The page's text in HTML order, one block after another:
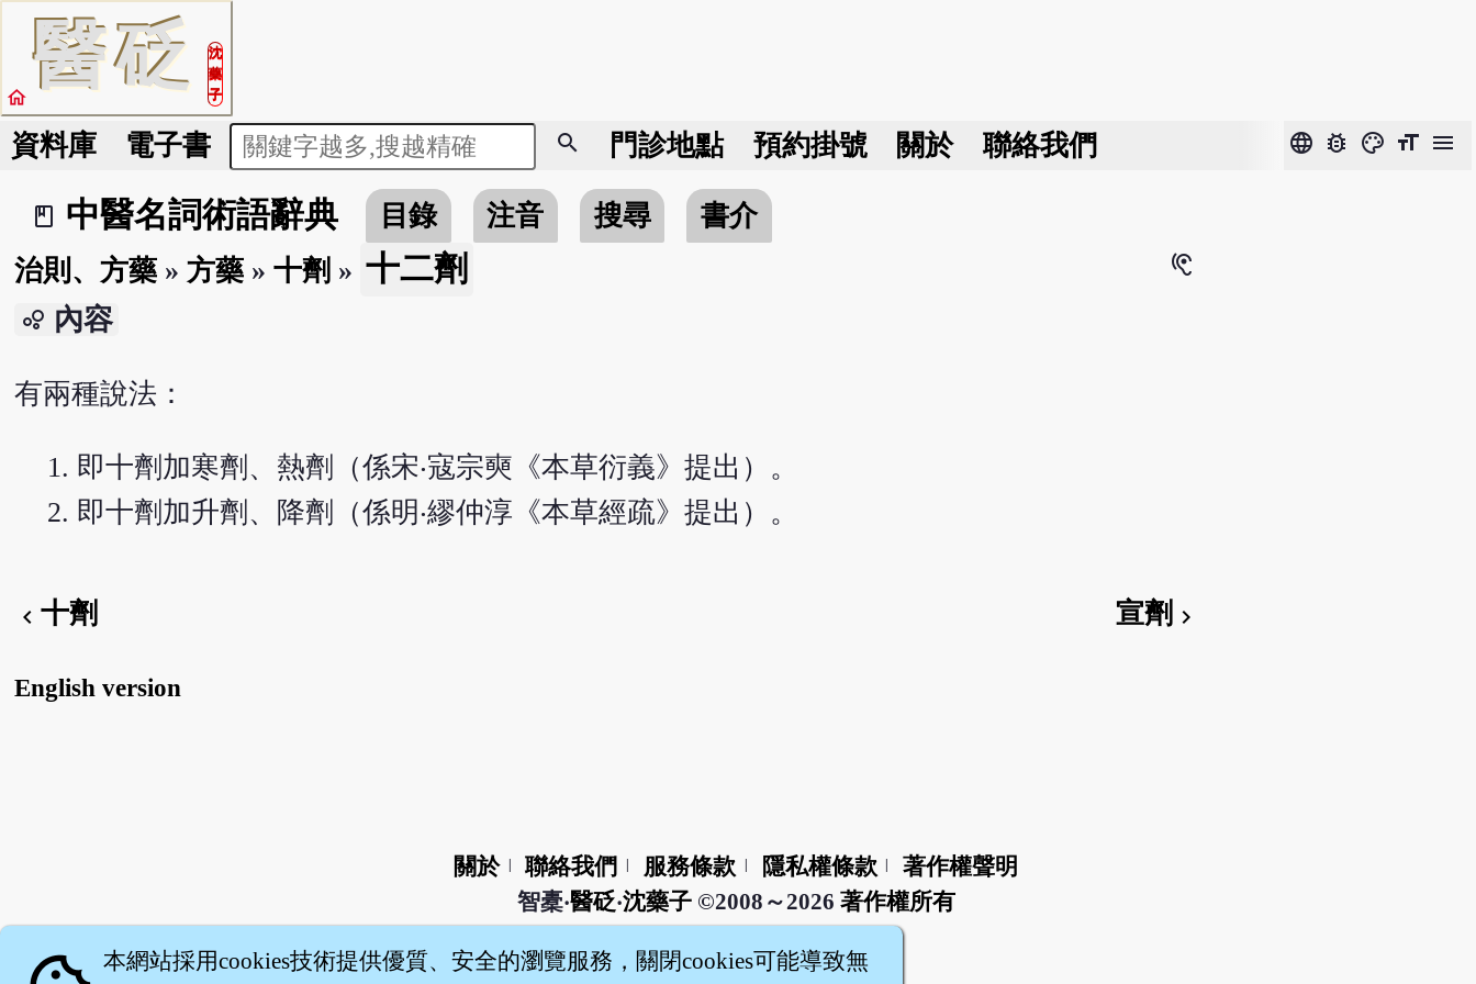
醫砭
沈
藥
子
home
資料庫 電子書 search 門診地點 預約掛號 關於 聯絡我們 language bug_report color_lens format_size menu
book_2
中醫名詞術語辭典 目錄 注音 搜尋
書介
治則、方藥» 方藥» 十劑 » 十二劑 hearing
bubble_chart 內容
有兩種說法：
即十劑加寒劑、熱劑（係宋‧寇宗奭《本草衍義》提出）。
即十劑加升劑、降劑（係明‧繆仲淳《本草經疏》提出）。
chevron_left 十劑 宣劑 chevron_right
English version
關於 聯絡我們 服務條款 隱私權條款
著作權聲明
智橐‧醫砭‧沈藥子©2008～2026 著作權所有
本網站採用cookies技術提供優質、安全的瀏覽服務，關閉cookies可能導致無